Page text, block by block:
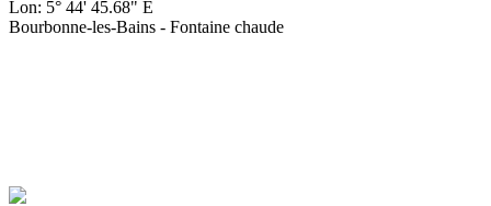
Lon: 5° 44' 45.68" E
Bourbonne-les-Bains - Fontaine chaude